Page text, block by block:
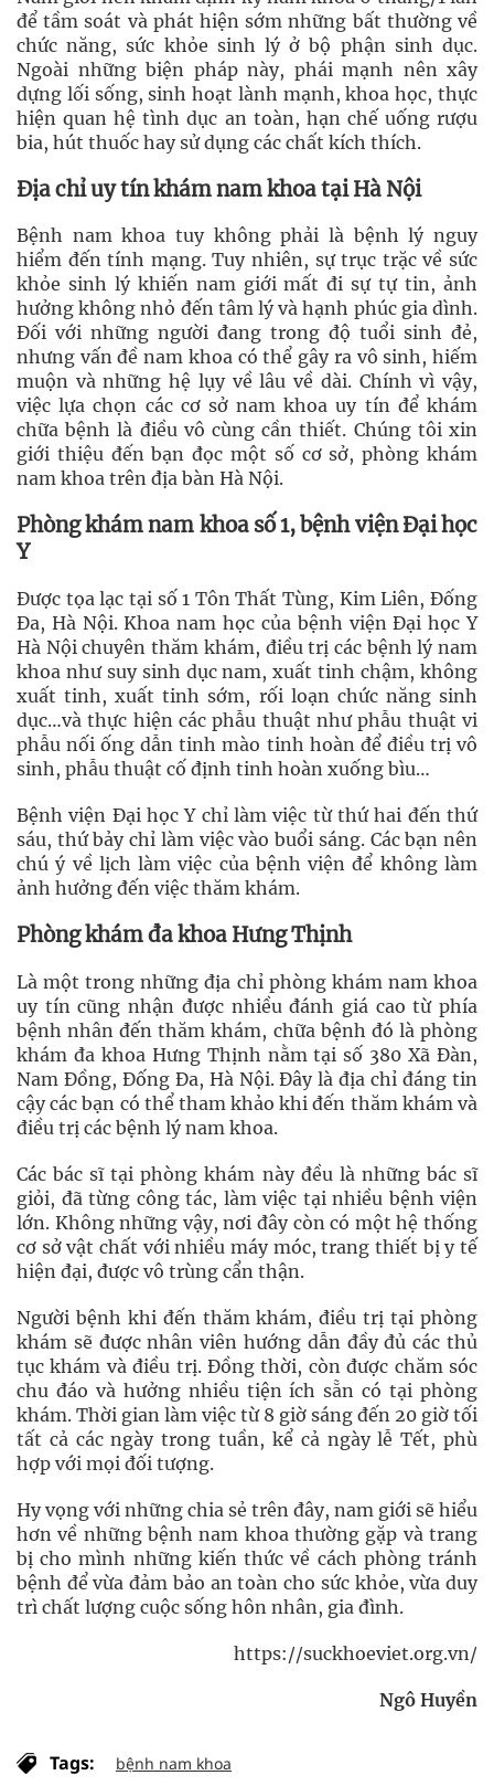
để tầm soát và phát hiện sớm những bất thường về
chức năng, sức khỏe sinh lý ở bộ phận sinh dục.
Ngoài những biện pháp này, phái mạnh nên xây
dựng lối sống, sinh hoạt lành mạnh, khoa học, thực
hiện quan hệ tình dục an toàn, hạn chế uống rượu
bia, hút thuốc hay sử dụng các chất kích thích.
Địa chỉ uy tín khám nam khoa tại Hà Nội
Bệnh nam khoa tuy không phải là bệnh lý nguy
hiểm đến tính mạng. Tuy nhiên, sự trục trặc về sức
khỏe sinh lý khiến nam giới mất đi sự tự tin, ảnh
hưởng không nhỏ đến tâm lý và hạnh phúc gia dình.
Đối với những người đang trong độ tuổi sinh đẻ,
nhưng vấn đề nam khoa có thể gây ra vô sinh, hiếm
muộn và những hệ lụy về lâu về dài. Chính vì vậy,
việc lựa chọn các cơ sở nam khoa uy tín để khám
chữa bệnh là điều vô cùng cần thiết. Chúng tôi xin
giới thiệu đến bạn đọc một số cơ sở, phòng khám
nam khoa trên địa bàn Hà Nội.
Phòng khám nam khoa số 1, bệnh viện Đại học
Y
Được tọa lạc tại số 1 Tôn Thất Tùng, Kim Liên, Đống
Đa, Hà Nội. Khoa nam học của bệnh viện Đại học Y
Hà Nội chuyên thăm khám, điều trị các bệnh lý nam
khoa như suy sinh dục nam, xuất tinh chậm, không
xuất tinh, xuất tinh sớm, rối loạn chức năng sinh
dục…và thực hiện các phẫu thuật như phẫu thuật vi
phẫu nối ống dẫn tinh mào tinh hoàn để điều trị vô
sinh, phẫu thuật cố định tinh hoàn xuống bìu…
Bệnh viện Đại học Y chỉ làm việc từ thứ hai đến thứ
sáu, thứ bảy chỉ làm việc vào buổi sáng. Các bạn nên
chú ý về lịch làm việc của bệnh viện để không làm
ảnh hưởng đến việc thăm khám.
Phòng khám đa khoa Hưng Thịnh
Là một trong những địa chỉ phòng khám nam khoa
uy tín cũng nhận được nhiều đánh giá cao từ phía
bệnh nhân đến thăm khám, chữa bệnh đó là phòng
khám đa khoa Hưng Thịnh nằm tại số 380 Xã Đàn,
Nam Đồng, Đống Đa, Hà Nội. Đây là địa chỉ đáng tin
cậy các bạn có thể tham khảo khi đến thăm khám và
điều trị các bệnh lý nam khoa.
Các bác sĩ tại phòng khám này đều là những bác sĩ
giỏi, đã từng công tác, làm việc tại nhiều bệnh viện
lớn. Không những vậy, nơi đây còn có một hệ thống
cơ sở vật chất với nhiều máy móc, trang thiết bị y tế
hiện đại, được vô trùng cẩn thận.
Người bệnh khi đến thăm khám, điều trị tại phòng
khám sẽ được nhân viên hướng dẫn đầy đủ các thủ
tục khám và điều trị. Đồng thời, còn được chăm sóc
chu đáo và hưởng nhiều tiện ích sẵn có tại phòng
khám. Thời gian làm việc từ 8 giờ sáng đến 20 giờ tối
tất cả các ngày trong tuần, kể cả ngày lễ Tết, phù
hợp với mọi đối tượng.
Hy vọng với những chia sẻ trên đây, nam giới sẽ hiểu
hơn về những bệnh nam khoa thường gặp và trang
bị cho mình những kiến thức về cách phòng tránh
bệnh để vừa đảm bảo an toàn cho sức khỏe, vừa duy
trì chất lượng cuộc sống hôn nhân, gia đình.
https://suckhoeviet.org.vn/
Ngô Huyền
Tags: bệnh nam khoa